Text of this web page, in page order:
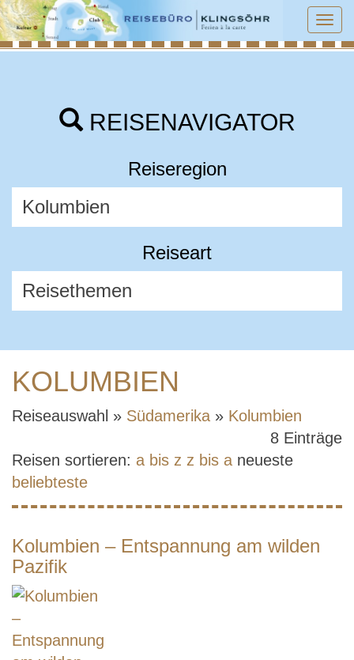
REISENAVIGATOR
Reiseregion
Reiseart
KOLUMBIEN
Reiseauswahl » Südamerika » Kolumbien
8 Einträge
Reisen sortieren: a bis z z bis a neueste
beliebteste
Kolumbien – Entspannung am wilden
Pazifik